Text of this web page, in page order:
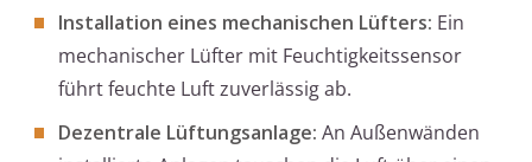
Installation eines mechanischen Lüfters: Ein
mechanischer Lüfter mit Feuchtigkeitssensor
führt feuchte Luft zuverlässig ab.
Dezentrale Lüftungsanlage: An Außenwänden